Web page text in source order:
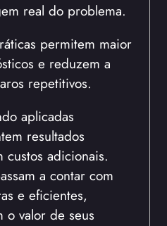
real do problema.
permitem maior
e reduzem a
repetitivos.
aplicadas
resultados
custos adicionais.
a contar com
e eficientes,
o valor de seus